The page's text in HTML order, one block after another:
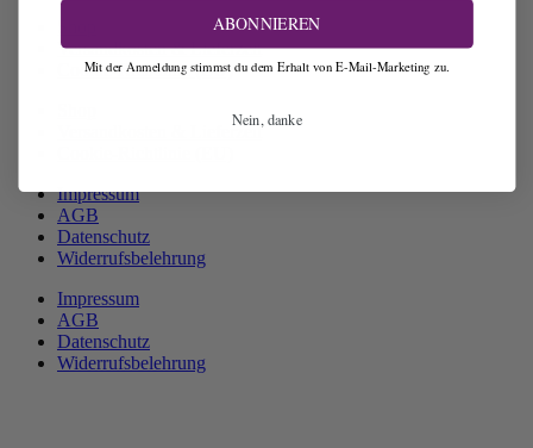
Versandkosten & Lieferzeit
Cookie-Richtlinie (EU)
Versandkosten & Lieferzeit
Impressum
AGB
Datenschutz
Widerrufsbelehrung
Impressum
AGB
Datenschutz
Widerrufsbelehrung
ABONNIEREN
Mit der Anmeldung stimmst du dem Erhalt von E-Mail-Marketing zu.
Nein, danke